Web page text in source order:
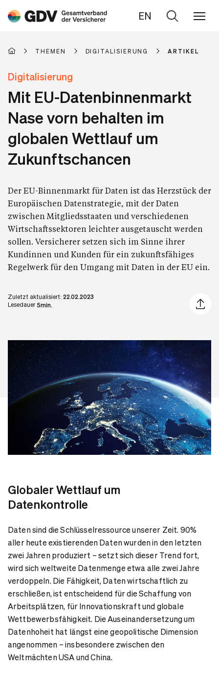
EN
Zur
THEMEN DIGITALISIERUNG ARTIKEL
Digitalisierung
Mit EU-Datenbinnenmarkt
Nase vorn behalten im
globalen Wettlauf um
Zukunftschancen
Der EU-Binnenmarkt für Daten ist das Herzstück der
Europäischen Datenstrategie, mit der Daten
zwischen Mitgliedsstaaten und verschiedenen
Wirtschaftssektoren leichter ausgetauscht werden
sollen. Versicherer setzen sich im Sinne ihrer
Kundinnen und Kunden für ein zukunftsfähiges
Regelwerk für den Umgang mit Daten in der EU ein.
Zuletzt aktualisiert: 22.02.2023
Lesedauer 5min.
Artikel
Globaler Wettlauf um
Datenkontrolle
Daten sind die Schlüsselressource unserer Zeit. 90%
aller heute existierenden Daten wurden in den letzten
zwei Jahren produziert – setzt sich dieser Trend fort,
wird sich weltweite Datenmenge etwa alle zwei Jahre
verdoppeln. Die Fähigkeit, Daten wirtschaftlich zu
erschließen, ist entscheidend für die Schaffung von
Arbeitsplätzen, für Innovationskraft und globale
Wettbewerbsfähigkeit. Die Auseinandersetzung um
Datenhoheit hat längst eine geopolitische Dimension
angenommen – insbesondere zwischen den
Weltmächten USA und China.